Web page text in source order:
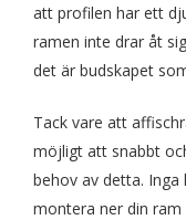
att profilen har ett
ramen inte drar åt
det är budskapet
Tack vare att
möjligt att snabbt
behov av detta.
montera ner din